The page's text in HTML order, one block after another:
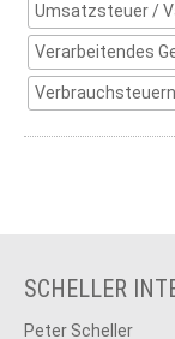
Umsatzsteuer /
Verarbeitendes
SCHELLER
Peter Scheller